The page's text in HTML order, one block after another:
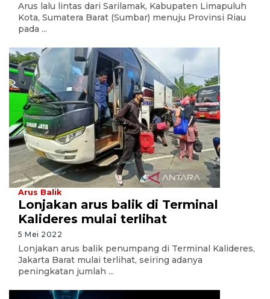
Arus lalu lintas dari Sarilamak, Kabupaten Limapuluh
Kota, Sumatera Barat (Sumbar) menuju Provinsi Riau
pada ...
Arus Balik
Lonjakan arus balik di Terminal
Kalideres mulai terlihat
5 Mei 2022
Lonjakan arus balik penumpang di Terminal Kalideres,
Jakarta Barat mulai terlihat, seiring adanya
peningkatan jumlah ...